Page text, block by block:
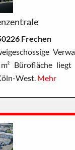
Frechen
Bürofläche
West. Mehr